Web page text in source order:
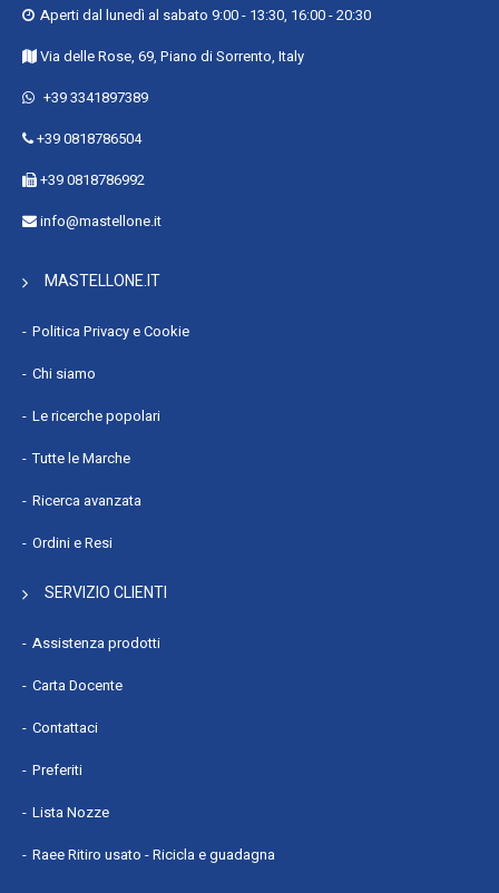
Aperti dal lunedì al sabato 9:00 - 13:30, 16:00 - 20:30
Via delle Rose, 69, Piano di Sorrento, Italy
+39 3341897389
+39 0818786504
+39 0818786992
info@mastellone.it
MASTELLONE.IT
Politica Privacy e Cookie
Chi siamo
Le ricerche popolari
Tutte le Marche
Ricerca avanzata
Ordini e Resi
SERVIZIO CLIENTI
Assistenza prodotti
Carta Docente
Contattaci
Preferiti
Lista Nozze
Raee Ritiro usato - Ricicla e guadagna